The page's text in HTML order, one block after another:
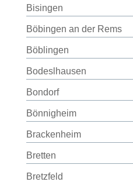
Bisingen
Böbingen an der Rems
Böblingen
Bodeslhausen
Bondorf
Bönnigheim
Brackenheim
Bretten
Bretzfeld